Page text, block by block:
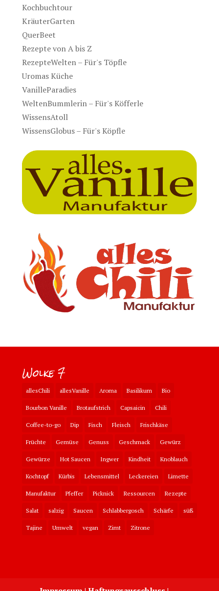
Kochbuchtour
KräuterGarten
QuerBeet
Rezepte von A bis Z
RezepteWelten – Für's Töpfle
Uromas Küche
VanilleParadies
WeltenBummlerin – Für's Köfferle
WissensAtoll
WissensGlobus – Für's Köpfle
Wolke 7
allesChili allesVanille Aroma Basilikum Bio
Bourbon Vanille Brotaufstrich Capsaicin Chili
Coffee-to-go Dip Fisch Fleisch Frischkäse
Früchte Gemüse Genuss Geschmack Gewürz
Gewürze Hot Saucen Ingwer Kindheit Knoblauch
Kochtopf Kürbis Lebensmittel Leckereien Limette
Manufaktur Pfeffer Picknick Ressourcen Rezepte
Salat salzig Saucen Schlabbergosch Schärfe süß
Tajine Umwelt vegan Zimt Zitrone